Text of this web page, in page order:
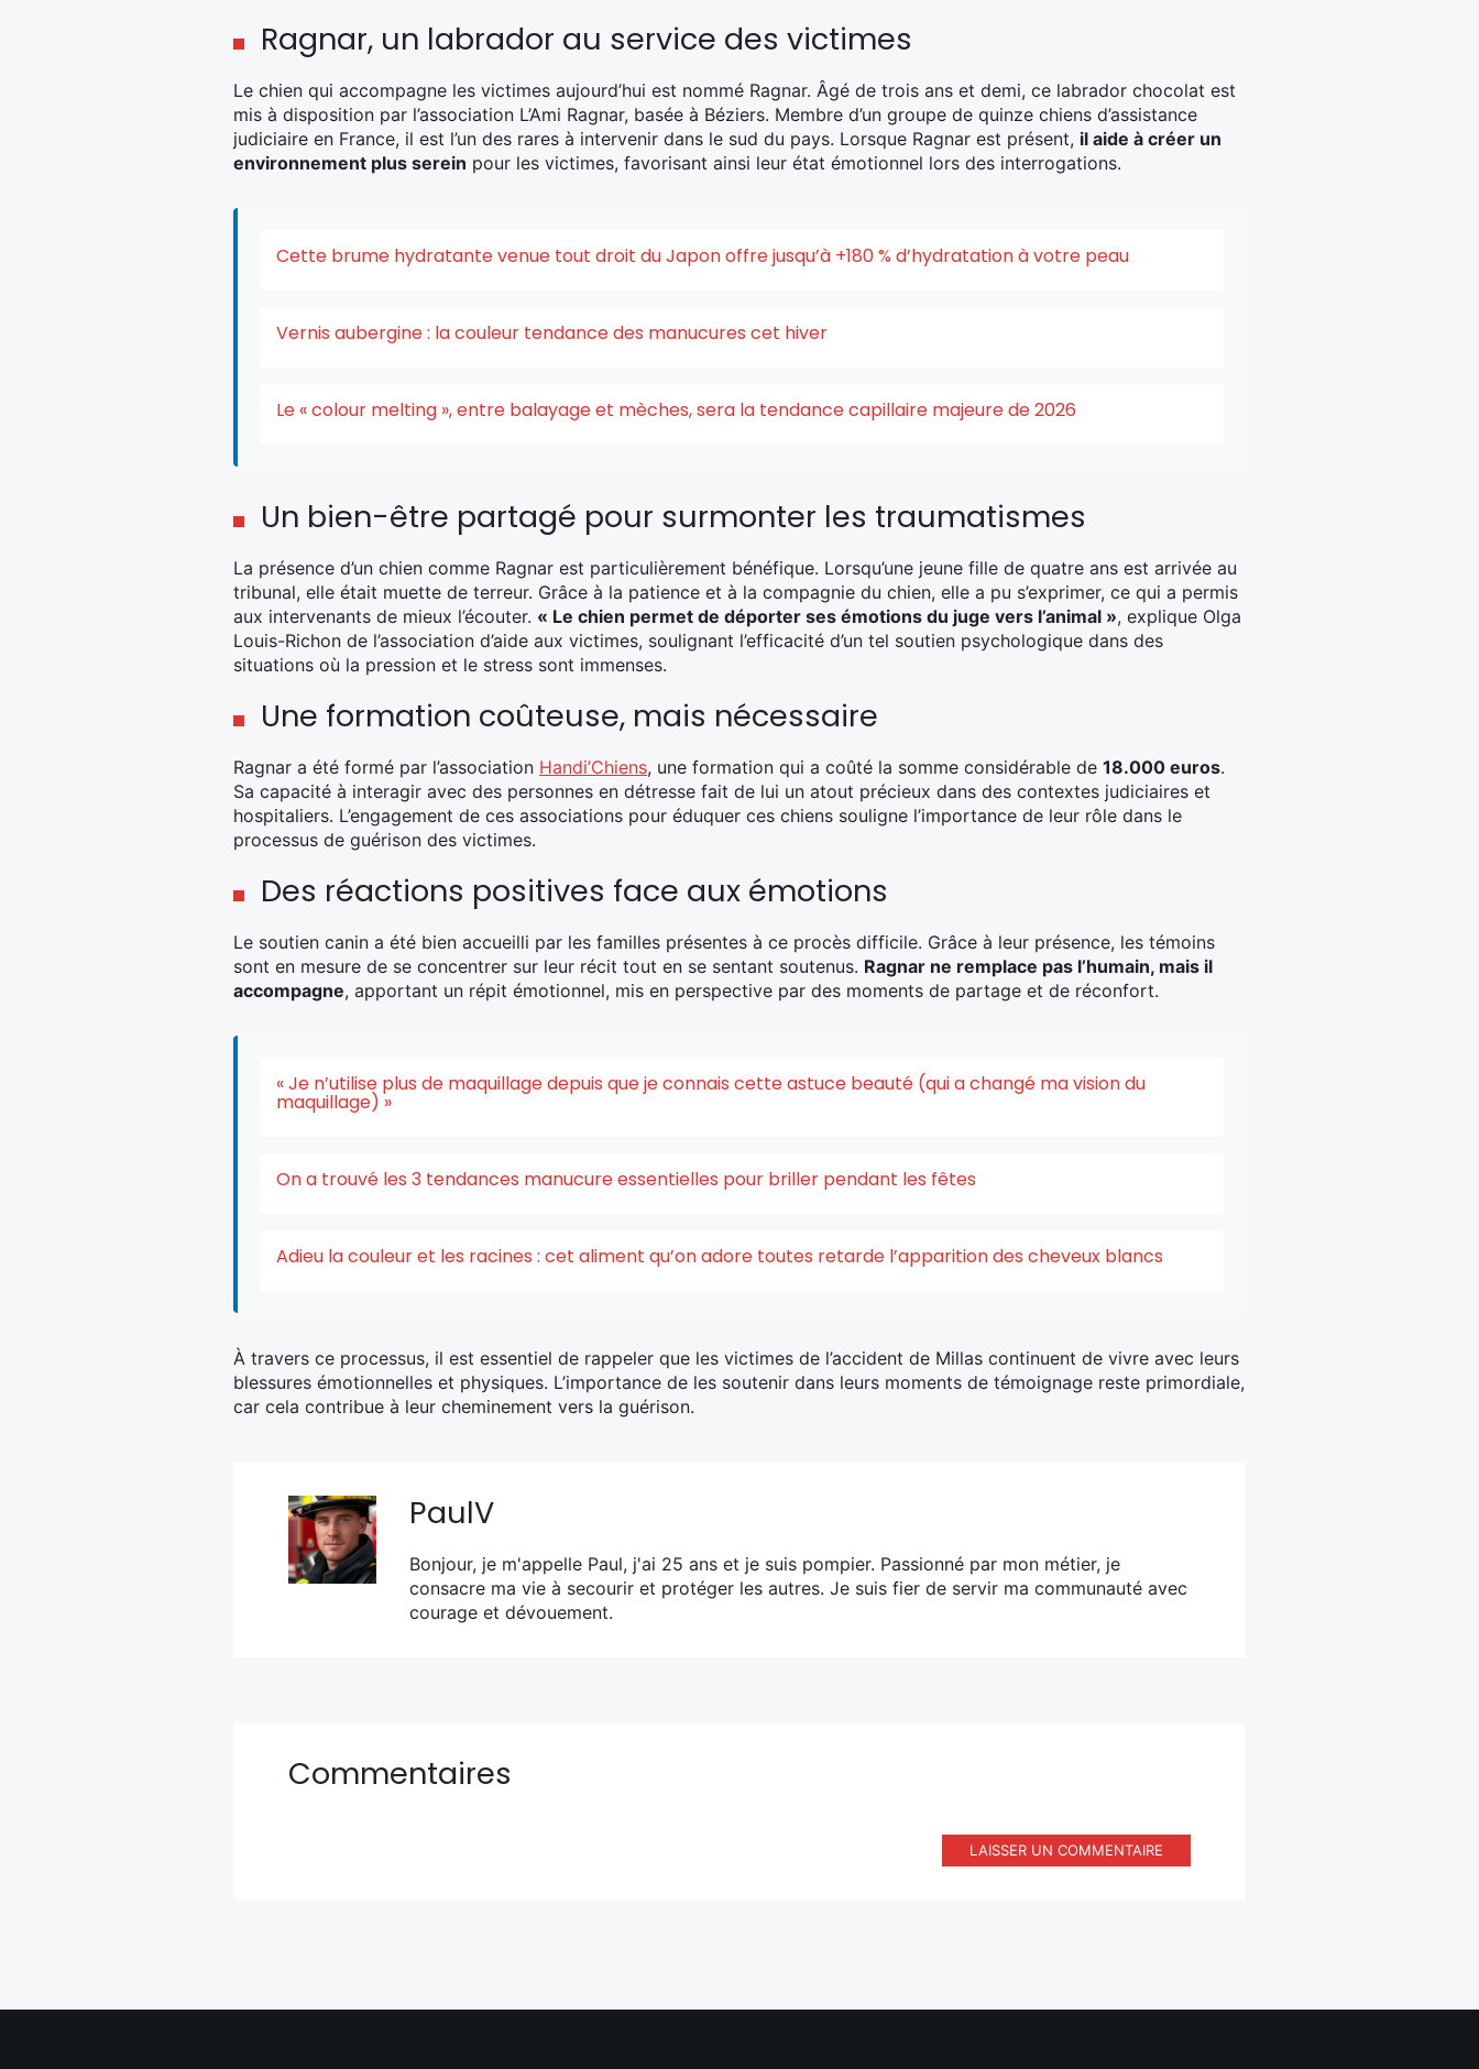
Ragnar, un labrador au service des victimes
Le chien qui accompagne les victimes aujourd’hui est nommé Ragnar. Âgé de trois ans et demi, ce labrador chocolat est
mis à disposition par l’association L’Ami Ragnar, basée à Béziers. Membre d’un groupe de quinze chiens d’assistance
judiciaire en France, il est l’un des rares à intervenir dans le sud du pays. Lorsque Ragnar est présent, il aide à créer un
environnement plus serein pour les victimes, favorisant ainsi leur état émotionnel lors des interrogations.
Cette brume hydratante venue tout droit du Japon offre jusqu’à +180 % d’hydratation à votre peau
Vernis aubergine : la couleur tendance des manucures cet hiver
Le « colour melting », entre balayage et mèches, sera la tendance capillaire majeure de 2026
Un bien-être partagé pour surmonter les traumatismes
La présence d’un chien comme Ragnar est particulièrement bénéfique. Lorsqu’une jeune fille de quatre ans est arrivée au
tribunal, elle était muette de terreur. Grâce à la patience et à la compagnie du chien, elle a pu s’exprimer, ce qui a permis
aux intervenants de mieux l’écouter. « Le chien permet de déporter ses émotions du juge vers l’animal », explique Olga
Louis-Richon de l’association d’aide aux victimes, soulignant l’efficacité d’un tel soutien psychologique dans des
situations où la pression et le stress sont immenses.
Une formation coûteuse, mais nécessaire
Ragnar a été formé par l’association Handi’Chiens, une formation qui a coûté la somme considérable de 18.000 euros.
Sa capacité à interagir avec des personnes en détresse fait de lui un atout précieux dans des contextes judiciaires et
hospitaliers. L’engagement de ces associations pour éduquer ces chiens souligne l’importance de leur rôle dans le
processus de guérison des victimes.
Des réactions positives face aux émotions
Le soutien canin a été bien accueilli par les familles présentes à ce procès difficile. Grâce à leur présence, les témoins
sont en mesure de se concentrer sur leur récit tout en se sentant soutenus. Ragnar ne remplace pas l’humain, mais il
accompagne, apportant un répit émotionnel, mis en perspective par des moments de partage et de réconfort.
« Je n’utilise plus de maquillage depuis que je connais cette astuce beauté (qui a changé ma vision du
maquillage) »
On a trouvé les 3 tendances manucure essentielles pour briller pendant les fêtes
Adieu la couleur et les racines : cet aliment qu’on adore toutes retarde l’apparition des cheveux blancs
À travers ce processus, il est essentiel de rappeler que les victimes de l’accident de Millas continuent de vivre avec leurs
blessures émotionnelles et physiques. L’importance de les soutenir dans leurs moments de témoignage reste primordiale,
car cela contribue à leur cheminement vers la guérison.
PaulV
Bonjour, je m'appelle Paul, j'ai 25 ans et je suis pompier. Passionné par mon métier, je
consacre ma vie à secourir et protéger les autres. Je suis fier de servir ma communauté avec
courage et dévouement.
Commentaires
LAISSER UN COMMENTAIRE